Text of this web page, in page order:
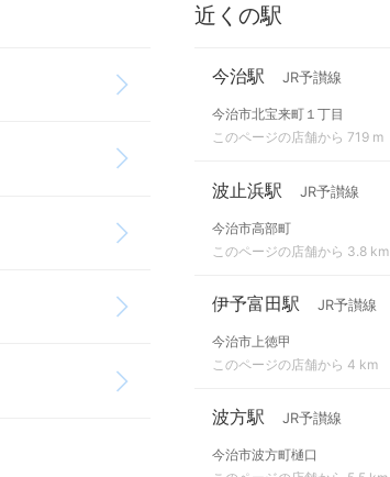
近くの駅
今治駅 JR予讃線
今治市北宝来町１丁目
このページの店舗から 719 m
波止浜駅 JR予讃線
今治市高部町
このページの店舗から 3.8 km
伊予富田駅 JR予讃線
今治市上徳甲
このページの店舗から 4 km
波方駅 JR予讃線
今治市波方町樋口